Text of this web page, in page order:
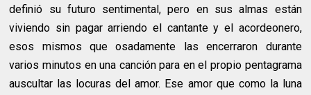
definió su futuro sentimental, pero en sus almas están
viviendo sin pagar arriendo el cantante y el acordeonero,
esos mismos que osadamente las encerraron durante
varios minutos en una canción para en el propio pentagrama
auscultar las locuras del amor. Ese amor que como la luna